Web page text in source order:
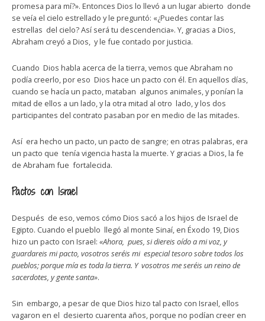
promesa para mí?». Entonces Dios lo llevó a un lugar abierto donde
se veía el cielo estrellado y le preguntó: «¿Puedes contar las
estrellas del cielo? Así será tu descendencia». Y, gracias a Dios,
Abraham creyó a Dios, y le fue contado por justicia.
Cuando Dios habla acerca de la tierra, vemos que Abraham no
podía creerlo, por eso Dios hace un pacto con él. En aquellos días,
cuando se hacía un pacto, mataban algunos animales, y ponían la
mitad de ellos a un lado, y la otra mitad al otro lado, y los dos
participantes del contrato pasaban por en medio de las mitades.
Así era hecho un pacto, un pacto de sangre; en otras palabras, era
un pacto que tenía vigencia hasta la muerte. Y gracias a Dios, la fe
de Abraham fue fortalecida.
Pactos con Israel
Después de eso, vemos cómo Dios sacó a los hijos de Israel de
Egipto. Cuando el pueblo llegó al monte Sinaí, en Éxodo 19, Dios
hizo un pacto con Israel: «Ahora, pues, si diereis oído a mi voz, y
guardareis mi pacto, vosotros seréis mi especial tesoro sobre todos los
pueblos; porque mía es toda la tierra. Y vosotros me seréis un reino de
sacerdotes, y gente santa».
Sin embargo, a pesar de que Dios hizo tal pacto con Israel, ellos
vagaron en el desierto cuarenta años, porque no podían creer en